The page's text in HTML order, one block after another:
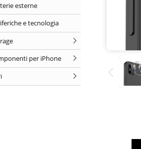
esterne
e tecnologia
per iPhone